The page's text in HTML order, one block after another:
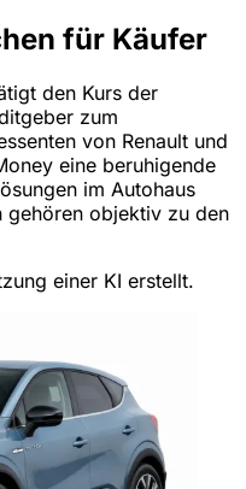
für Käufer
den Kurs der
zum
von Renault und
eine beruhigende
im Autohaus
gehören objektiv zu den
einer KI erstellt.